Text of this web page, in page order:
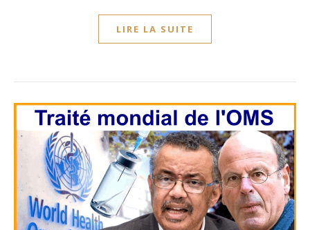
LIRE LA SUITE